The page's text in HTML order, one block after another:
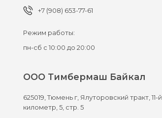
+7 (908) 653-77-61
Режим работы:
пн-сб с 10:00 до 20:00
ООО Тимбермаш Байкал
625019,Тюмень г, Ялуторовский тракт, 11-й
километр, 5, стр. 5